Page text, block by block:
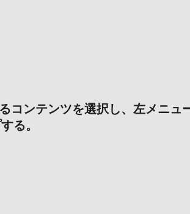
コンテンツを選択し、左メニュ
る。